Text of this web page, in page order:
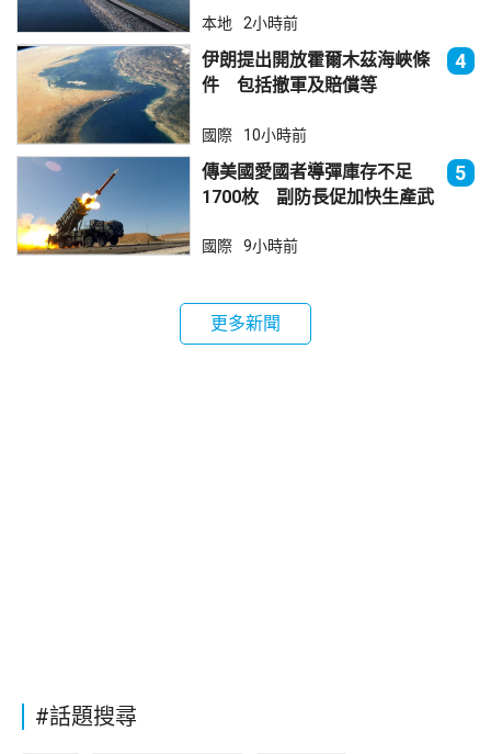
本地 2小時前
伊朗提出開放霍爾木茲海峽條
件 包括撤軍及賠償等
4
國際 10小時前
傳美國愛國者導彈庫存不足
1700枚 副防長促加快生產武
5
國際 9小時前
更多新聞
#話題搜尋